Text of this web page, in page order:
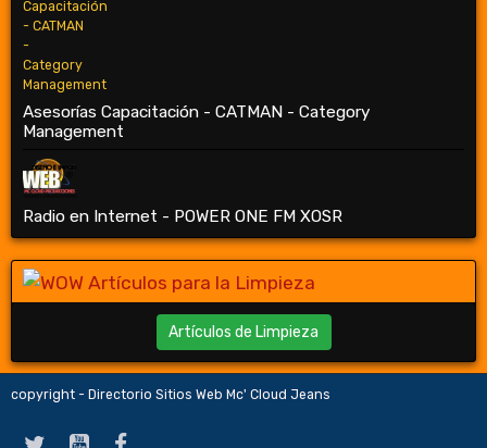
Asesorías Capacitación - CATMAN - Category
Management
Radio en Internet - POWER ONE FM XOSR
Artículos de Limpieza
copyright - Directorio Sitios Web Mc' Cloud Jeans